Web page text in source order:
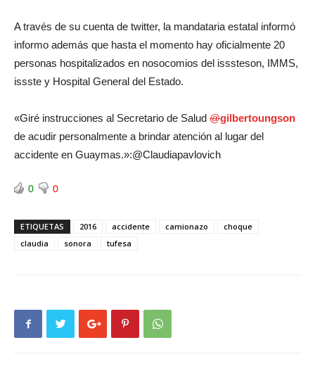
A través de su cuenta de twitter, la mandataria estatal informó
informo además que hasta el momento hay oficialmente 20
personas hospitalizados en nosocomios del isssteson, IMMS,
issste y Hospital General del Estado.
«Giré instrucciones al Secretario de Salud @gilbertoungson
de acudir personalmente a brindar atención al lugar del
accidente en Guaymas.»:@Claudiapavlovich
0 0
ETIQUETAS 2016 accidente camionazo
choque
claudia
sonora tufesa